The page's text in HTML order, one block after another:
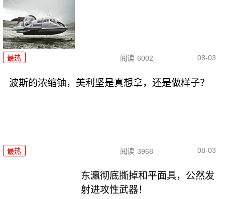
最热 阅读 6002 08-03
波斯的浓缩铀，美利坚是真想拿，还是做样子？
最热 阅读 3968 08-03
东瀛彻底撕掉和平面具，公然发
射进攻性武器！